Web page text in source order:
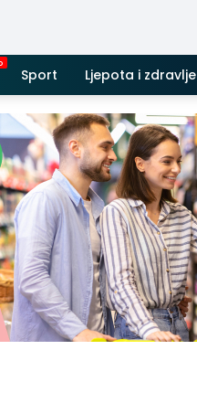
Sport Ljepota i zdravlje